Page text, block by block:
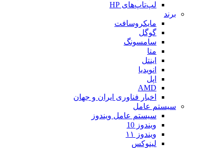
لپ‌تاپ‌های HP
برند
مایکروسافت
گوگل
سامسونگ
متا
اینتل
انویدیا
اپل
AMD
اخبار فناوری ایران و جهان
سیستم عامل
سیستم عامل ویندوز
ویندوز 10
ویندوز ۱۱
لینوکس